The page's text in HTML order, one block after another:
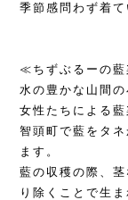
季節感問わず着
≪ちずぶるーの
水の豊かな山間
女性たちによる藍
智頭町で藍をタ
ます。
藍の収穫の際、
り除くことで生